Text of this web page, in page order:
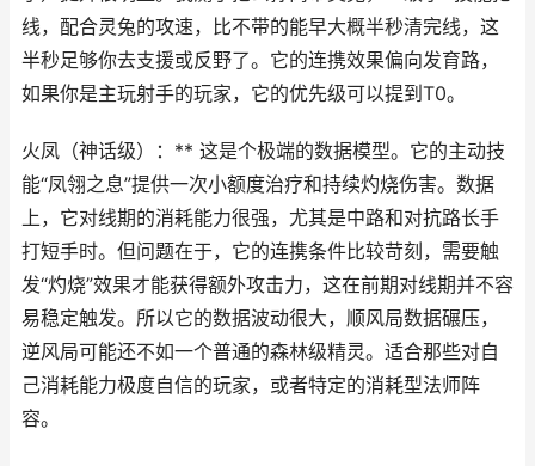
线，配合灵兔的攻速，比不带的能早大概半秒清完线，这
半秒足够你去支援或反野了。它的连携效果偏向发育路，
如果你是主玩射手的玩家，它的优先级可以提到T0。
火凤（神话级）：** 这是个极端的数据模型。它的主动技
能“凤翎之息”提供一次小额度治疗和持续灼烧伤害。数据
上，它对线期的消耗能力很强，尤其是中路和对抗路长手
打短手时。但问题在于，它的连携条件比较苛刻，需要触
发“灼烧”效果才能获得额外攻击力，这在前期对线期并不容
易稳定触发。所以它的数据波动很大，顺风局数据碾压，
逆风局可能还不如一个普通的森林级精灵。适合那些对自
己消耗能力极度自信的玩家，或者特定的消耗型法师阵
容。